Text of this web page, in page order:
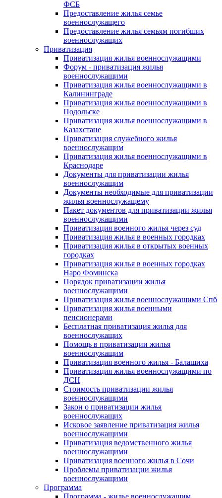
ФСБ
Предоставление жилья семье
военнослужащего
Предоставление жилья семьям погибших
военнослужащих
Приватизация
Приватизация жилья военнослужащими
Форум - приватизация жилья
военнослужащими
Приватизация жилья военнослужащими в
Калининграде
Приватизация жилья военнослужащими в
Подольске
Приватизация жилья военнослужащими в
Казахстане
Приватизация служебного жилья
военнослужащим
Приватизация жилья военнослужащими в
Краснодаре
Документы для приватизации жилья
военнослужащим
Документы необходимые для приватизации
жилья военнослужащему
Пакет документов для приватизации жилья
военнослужащими
Приватизация военного жилья через суд
Приватизация жилья в военных городках
Приватизация жилья в открытых военных
городках
Приватизация жилья в военных городках
Наро Фоминска
Порядок приватизации жилья
военнослужащими
Приватизация жилья военнослужащими Спб
Приватизация жилья военными
пенсионерами
Бесплатная приватизация жилья для
военнослужащих
Помощь в приватизации жилья
военнослужащим
Приватизация военного жилья - Балашиха
Приватизация жилья военнослужащими по
ДСН
Стоимость приватизации жилья
военнослужащими
Закон о приватизации жилья
военнослужащих
Исковое заявление приватизация жилья
военнослужащими
Приватизация ведомственного жилья
военнослужащими
Приватизация военного жилья в Сочи
Проблемы приватизации жилья
военнослужащими
Программа
Программа - жилье военнослужащим